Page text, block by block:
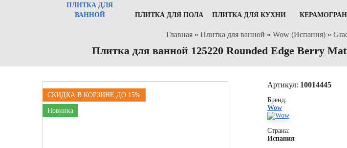
ПЛИТКА ДЛЯ
ВАННОЙ
ПЛИТКА ДЛЯ ПОЛА ПЛИТКА ДЛЯ КУХНИ
Главная » Плитка для ванной » Wow (Испания) »
Плитка для ванной 125220 Rounded Edge Berry
СКИДКА В КОРЗИНЕ ДО 15%
Новинка
Артикул: 10014445
Бренд:
Wow
Страна:
Испания